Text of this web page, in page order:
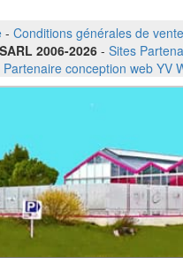
- Conditions générales de vente
2006-2026 - Sites
Partenaire conception web YV